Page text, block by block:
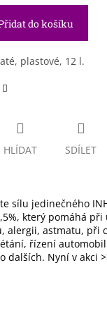
do košíku
plastové, 12 l.
HLÍDAT SDÍLET
sílu jedinečného
který pomáhá při
alergii, astmatu, při
řízení
dalších. Nyní v akci